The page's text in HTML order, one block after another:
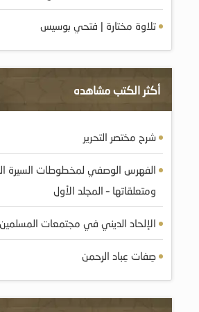
تلاوة مختارة | فتحي بوسيس
أكثر الكتب مشاهده
شرح مختصر التحرير
الفهرس الوصفي لمخطوطات السيرة
ومتعلقاتها – المجلد الأول
الإلحاد الديني في مجتمعات المسلمين
صِفات عِباد الرحمن